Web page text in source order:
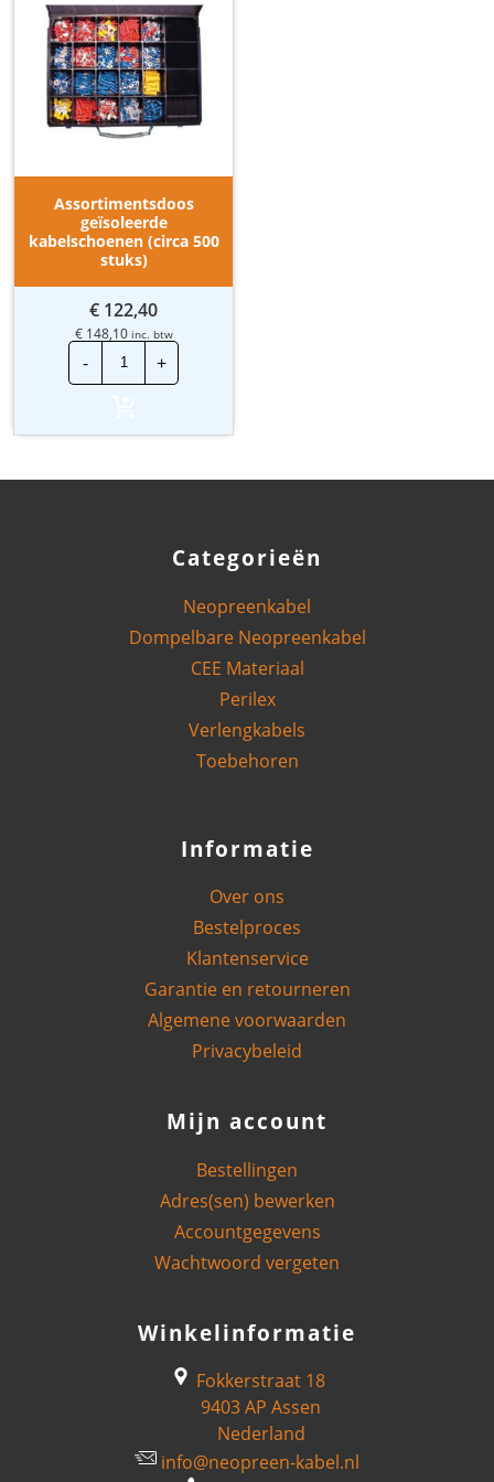
Assortimentsdoos
geïsoleerde
kabelschoenen (circa 500
stuks)
€ 122,40
€148,10inc. btw
-
Assortimentsdoos
geïsoleerde
kabelschoenen
stuks)
+
Categorieën
Neopreenkabel
Dompelbare Neopreenkabel
CEE Materiaal
Perilex
Verlengkabels
Toebehoren
Informatie
Over ons
Bestelproces
Klantenservice
Garantie en retourneren
Algemene voorwaarden
Privacybeleid
Mijn account
Bestellingen
Adres(sen) bewerken
Accountgegevens
Wachtwoord vergeten
Winkelinformatie
Fokkerstraat 18
9403 AP Assen
Nederland
info@neopreen-kabel.nl